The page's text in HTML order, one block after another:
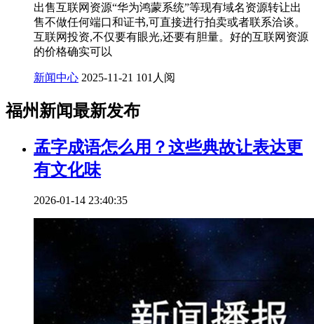
出售互联网资源“华为鸿蒙系统”等现有域名资源转让出
售不做任何端口和证书,可直接进行拍卖或者联系洽谈。
互联网投资,不仅要有眼光,还要有胆量。好的互联网资源
的价格确实可以
新闻中心 2025-11-21 101人阅
福州新闻最新发布
孟字成语怎么用？这些典故让表达更
有文化味
2026-01-14 23:40:35